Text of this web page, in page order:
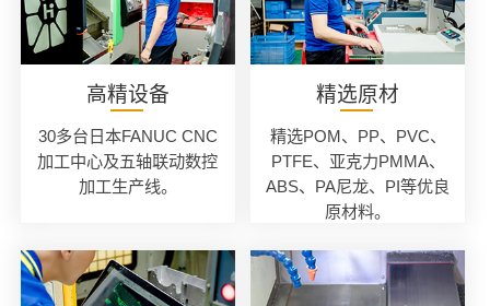
高精设备
30多台日本FANUC CNC
加工中心及五轴联动数控
加工生产线。
精选原材
精选POM、PP、PVC、
PTFE、亚克力PMMA、
ABS、PA尼龙、PI等优良
原材料。